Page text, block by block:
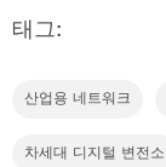
태그:
산업용 네트워크
차세대 디지털 변전소